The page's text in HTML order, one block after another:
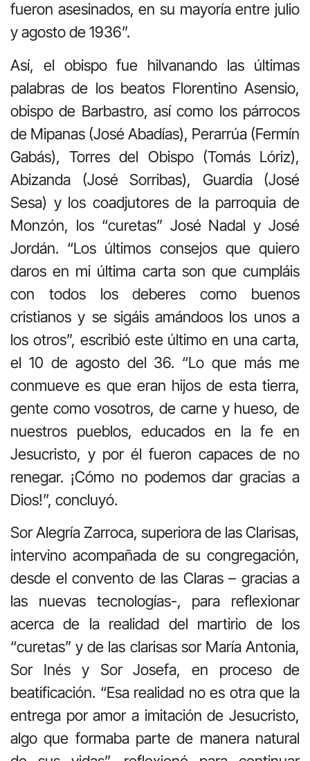
fueron asesinados, en su mayoría entre julio
y agosto de 1936”.
Así, el obispo fue hilvanando las últimas
palabras de los beatos Florentino Asensio,
obispo de Barbastro, así como los párrocos
de Mipanas (José Abadías), Perarrúa (Fermín
Gabás), Torres del Obispo (Tomás Lóriz),
Abizanda (José Sorribas), Guardia (José
Sesa) y los coadjutores de la parroquia de
Monzón, los “curetas” José Nadal y José
Jordán. “Los últimos consejos que quiero
daros en mi última carta son que cumpláis
con todos los deberes como buenos
cristianos y se sigáis amándoos los unos a
los otros”, escribió este último en una carta,
el 10 de agosto del 36. “Lo que más me
conmueve es que eran hijos de esta tierra,
gente como vosotros, de carne y hueso, de
nuestros pueblos, educados en la fe en
Jesucristo, y por él fueron capaces de no
renegar. ¡Cómo no podemos dar gracias a
Dios!”, concluyó.
Sor Alegría Zarroca, superiora de las Clarisas,
intervino acompañada de su congregación,
desde el convento de las Claras – gracias a
las nuevas tecnologías-, para reflexionar
acerca de la realidad del martirio de los
“curetas” y de las clarisas sor María Antonia,
Sor Inés y Sor Josefa, en proceso de
beatificación. “Esa realidad no es otra que la
entrega por amor a imitación de Jesucristo,
algo que formaba parte de manera natural